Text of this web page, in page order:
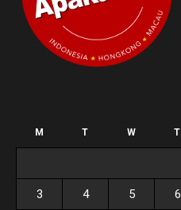
M T W T
3 4 5 6